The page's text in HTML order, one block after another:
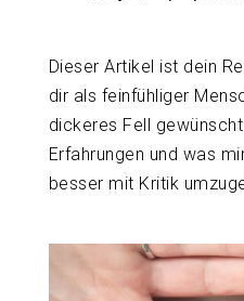
Dieser Artikel ist dein
dir als feinfühliger
dickeres Fell
Erfahrungen und was
besser mit Kritik